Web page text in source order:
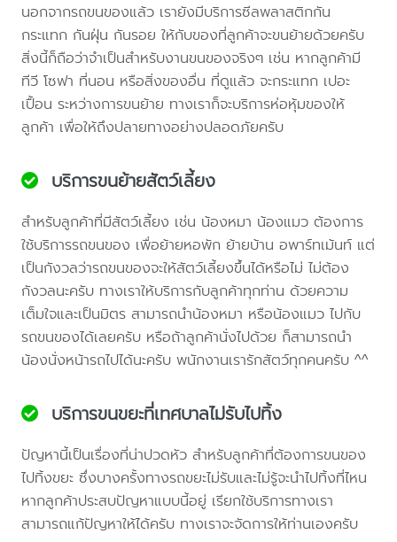
นอกจากรถขนของแล้ว เรายังมีบริการซีลพลาสติกกัน
กระแทก กันฝุ่น กันรอย ให้กับของที่ลูกค้าจะขนย้ายด้วยครับ
สิ่งนี้ก็ถือว่าจำเป็นสำหรับงานขนของจริงๆ เช่น หากลูกค้ามี
ทีวี โซฟา ที่นอน หรือสิ่งของอื่น ที่ดูแล้ว จะกระแทก เปอะ
เปื้อน ระหว่างการขนย้าย ทางเราก็จะบริการห่อหุ้มของให้
ลูกค้า เพื่อให้ถึงปลายทางอย่างปลอดภัยครับ
บริการขนย้ายสัตว์เลี้ยง
สำหรับลูกค้าที่มีสัตว์เลี้ยง เช่น น้องหมา น้องแมว ต้องการ
ใช้บริการรถขนของ เพื่อย้ายหอพัก ย้ายบ้าน อพาร์ทเม้นท์ แต่
เป็นกังวลว่ารถขนของจะให้สัตว์เลี้ยงขึ้นได้หรือไม่ ไม่ต้อง
กังวลนะครับ ทางเราให้บริการกับลูกค้าทุกท่าน ด้วยความ
เต็มใจและเป็นมิตร สามารถนำน้องหมา หรือน้องแมว ไปกับ
รถขนของได้เลยครับ หรือถ้าลูกค้านั่งไปด้วย ก็สามารถนำ
น้องนั่งหน้ารถไปได้นะครับ พนักงานเรารักสัตว์ทุกคนครับ ^^
บริการขนขยะที่เทศบาลไม่รับไปทิ้ง
ปัญหานี้เป็นเรื่องที่น่าปวดหัว สำหรับลูกค้าที่ต้องการขนของ
ไปทิ้งขยะ ซึ่งบางครั้งทางรถขยะไม่รับและไม่รู้จะนำไปทิ้งที่ไหน
หากลูกค้าประสบปัญหาแบบนี้อยู่ เรียกใช้บริการทางเรา
สามารถแก้ปัญหาให้ได้ครับ ทางเราจะจัดการให้ท่านเองครับ